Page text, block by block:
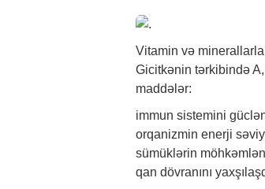
Vitamin və
Gicitkənin tərkibində
maddələr:
immun sistemini
orqanizmin enerji
sümüklərin
qan dövranını